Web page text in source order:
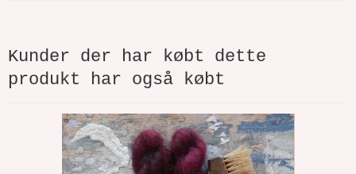
Kunder der har købt dette
produkt har også købt